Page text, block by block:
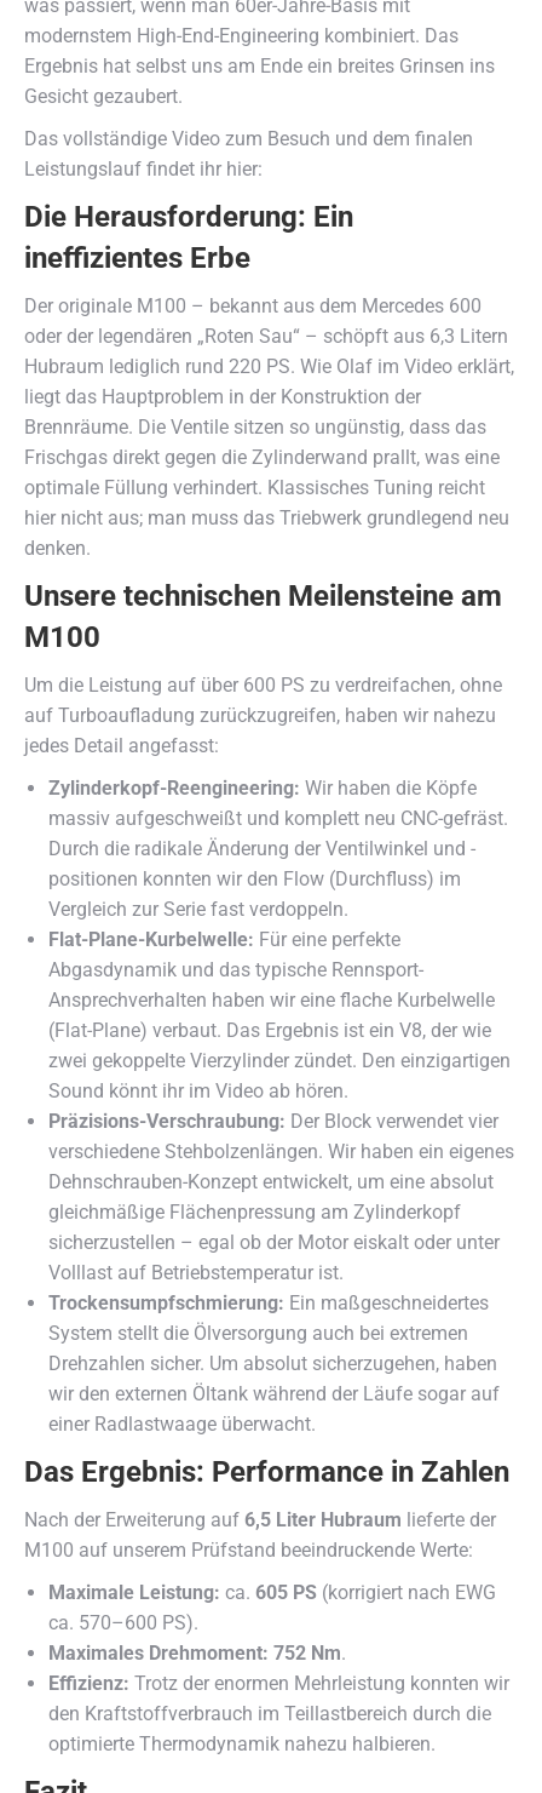
was passiert, wenn man 60er-Jahre-Basis mit
modernstem High-End-Engineering kombiniert. Das
Ergebnis hat selbst uns am Ende ein breites Grinsen ins
Gesicht gezaubert.
Das vollständige Video zum Besuch und dem finalen
Leistungslauf findet ihr hier:
Die Herausforderung: Ein
ineffizientes Erbe
Der originale M100 – bekannt aus dem Mercedes 600
oder der legendären „Roten Sau“ – schöpft aus 6,3 Litern
Hubraum lediglich rund 220 PS. Wie Olaf im Video erklärt,
liegt das Hauptproblem in der Konstruktion der
Brennräume. Die Ventile sitzen so ungünstig, dass das
Frischgas direkt gegen die Zylinderwand prallt, was eine
optimale Füllung verhindert. Klassisches Tuning reicht
hier nicht aus; man muss das Triebwerk grundlegend neu
denken.
Unsere technischen Meilensteine am
M100
Um die Leistung auf über 600 PS zu verdreifachen, ohne
auf Turboaufladung zurückzugreifen, haben wir nahezu
jedes Detail angefasst:
Zylinderkopf-Reengineering: Wir haben die Köpfe
massiv aufgeschweißt und komplett neu CNC-gefräst.
Durch die radikale Änderung der Ventilwinkel und -
positionen konnten wir den Flow (Durchfluss) im
Vergleich zur Serie fast verdoppeln.
Flat-Plane-Kurbelwelle: Für eine perfekte
Abgasdynamik und das typische Rennsport-
Ansprechverhalten haben wir eine flache Kurbelwelle
(Flat-Plane) verbaut. Das Ergebnis ist ein V8, der wie
zwei gekoppelte Vierzylinder zündet. Den einzigartigen
Sound könnt ihr im Video ab hören.
Präzisions-Verschraubung: Der Block verwendet vier
verschiedene Stehbolzenlängen. Wir haben ein eigenes
Dehnschrauben-Konzept entwickelt, um eine absolut
gleichmäßige Flächenpressung am Zylinderkopf
sicherzustellen – egal ob der Motor eiskalt oder unter
Volllast auf Betriebstemperatur ist.
Trockensumpfschmierung: Ein maßgeschneidertes
System stellt die Ölversorgung auch bei extremen
Drehzahlen sicher. Um absolut sicherzugehen, haben
wir den externen Öltank während der Läufe sogar auf
einer Radlastwaage überwacht.
Das Ergebnis: Performance in Zahlen
Nach der Erweiterung auf 6,5 Liter Hubraum lieferte der
M100 auf unserem Prüfstand beeindruckende Werte:
Maximale Leistung: ca. 605 PS (korrigiert nach EWG
ca. 570–600 PS).
Maximales Drehmoment: 752 Nm.
Effizienz: Trotz der enormen Mehrleistung konnten wir
den Kraftstoffverbrauch im Teillastbereich durch die
optimierte Thermodynamik nahezu halbieren.